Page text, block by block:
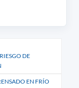
DE
EN FRÍO